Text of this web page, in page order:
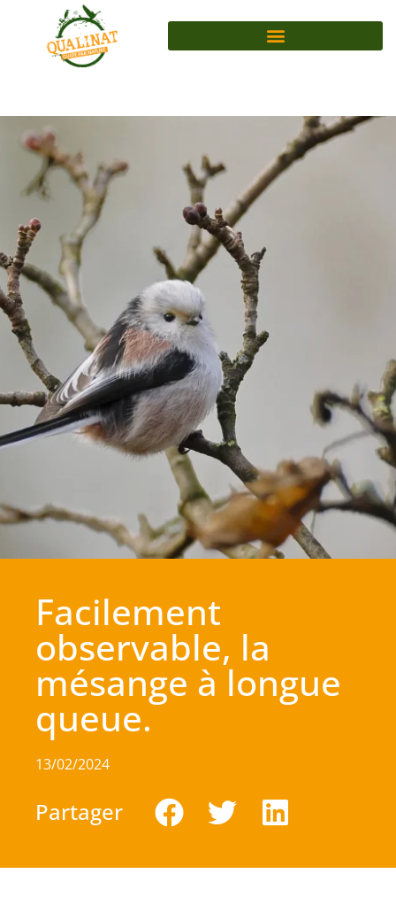
Facilement
observable, la
mésange à longue
queue.
13/02/2024
Partager